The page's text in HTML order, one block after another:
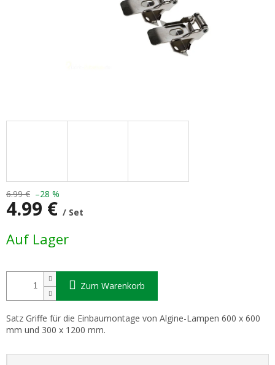
6.99 € –28 %
4.99 € / Set
Auf Lager
Zum Warenkorb
Satz Griffe für die Einbaumontage von Algine-Lampen 600 x 600
mm und 300 x 1200 mm.